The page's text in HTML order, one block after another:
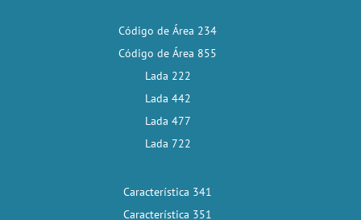
Código de Área 234
Código de Área 855
Lada 222
Lada 442
Lada 477
Lada 722
Característica 341
Característica 351